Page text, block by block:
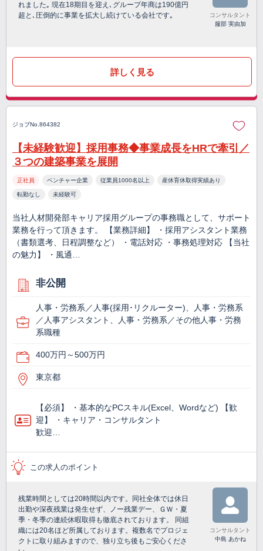
れました｡ 現在18期目を迎え､グループ年商は190億円
超と､圧倒的に事業を拡大し続けている会社です｡
コンサルタント
服部 実由加
詳しく見る
ジョブNo.864382
【未経験歓迎】採用事務◆事業成長をHRで牽引／
３つの建築事業を展開
正社員 ベンチャー企業 従業員1000名以上 産休育休取得実績あり
転勤なし 未経験可
当社人材開発部キャリア採用グループの事務職として、サポート
業務を行って頂きます。 【業務詳細】 ・採用アシスタント業務
（書類選考、日程調整など） ・電話対応 ・事務処理対応 【当社
の魅力】 ・風通…
非公開
人事・労務系／人事(採用･リクルーター)、人事・労務系
／人事アシスタント、人事・労務系／その他人事・労務
系職種
400万円～500万円
東京都
【必須】 ・基本的なPCスキル(Excel、Wordなど) 【歓
迎】 ・キャリア・コンサルタント
歓迎…
この求人のポイント
残業時間としては20時間以内です。同社全体では休日
出勤や深夜残業は発生せず、ノー残業デー、ＧＷ・夏
季・冬季の連続休暇取得も徹底されております。 同組
織には20名ほど所属しております。複数名でプロジェ
クトに取り組みますので、独り立ち後もご安心くださ
コンサルタント
中島 あかね